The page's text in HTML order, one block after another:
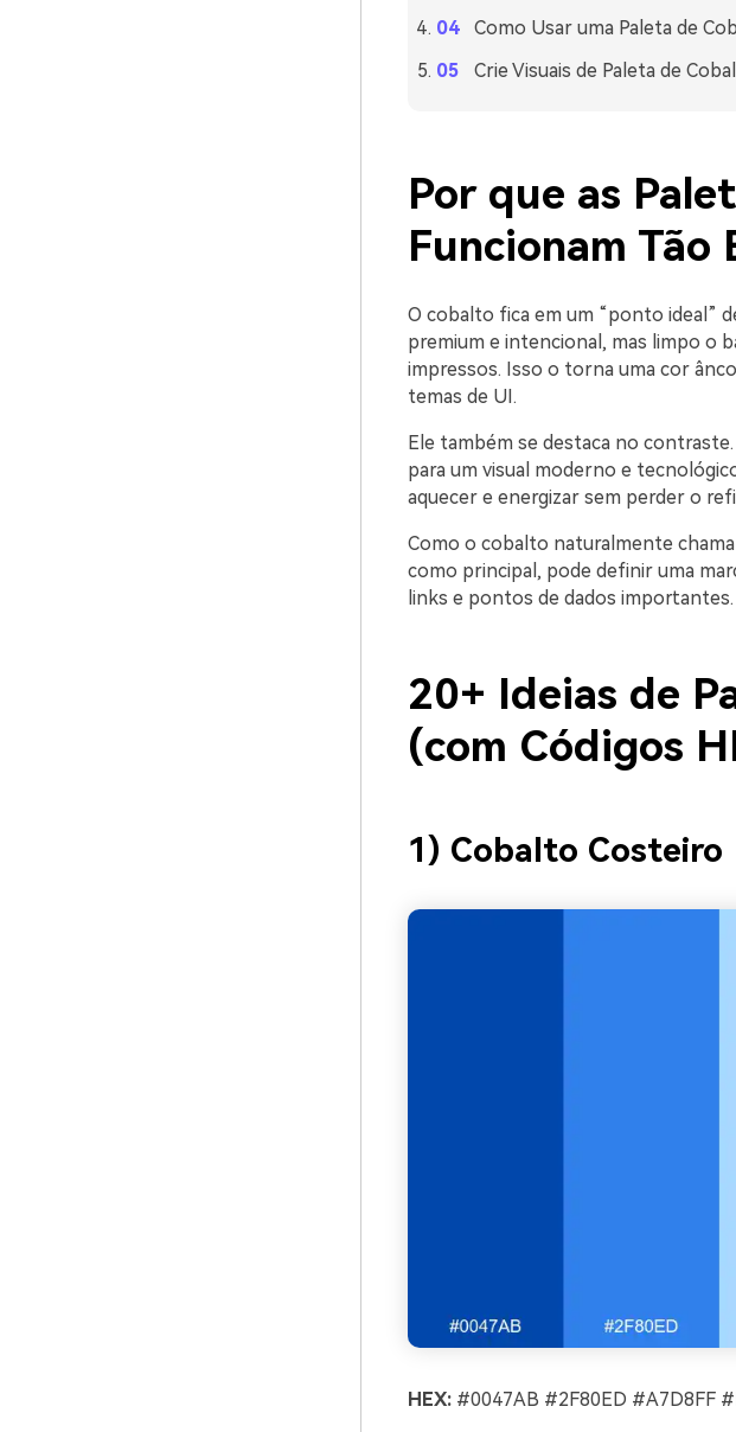
Como Usar uma Paleta de
Crie Visuais de Paleta de
Por que as
Funcionam Tão
O cobalto fica em um “ponto ideal”
premium e intencional, mas limpo o
impressos. Isso o torna uma cor
temas de UI.
Ele também se destaca no
para um visual moderno e
aquecer e energizar sem perder o
Como o cobalto naturalmente
como principal, pode definir uma
links e pontos de dados importantes.
20+ Ideias de
(com Códigos
1) Cobalto Costeiro
HEX:#0047AB #2F80ED #A7D8FF